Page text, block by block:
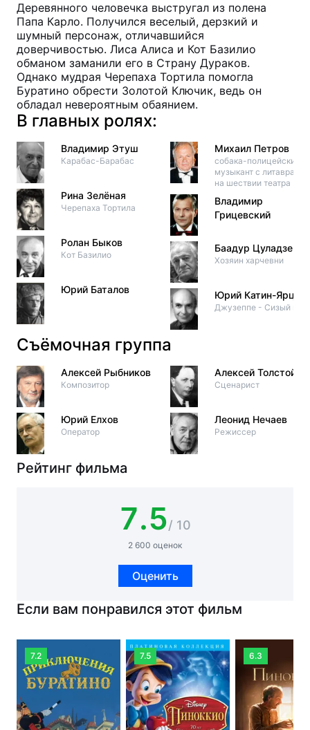
Деревянного человечка выстругал из полена
Папа Карло. Получился веселый, дерзкий и
шумный персонаж, отличавшийся
доверчивостью. Лиса Алиса и Кот Базилио
обманом заманили его в Страну Дураков.
Однако мудрая Черепаха Тортила помогла
Буратино обрести Золотой Ключик, ведь он
обладал невероятным обаянием.
В главных ролях:
Владимир Этуш
Карабас-Барабас
Рина Зелёная
Черепаха Тортила
Ролан Быков
Кот Базилио
Юрий Баталов
Михаил Петров
собака-полицейский /
музыкант с литаврами
на шествии театра
Владимир
Грицевский
Баадур Цуладзе
Хозяин харчевни
Юрий Катин-Ярцев
Джузеппе - Сизый нос
Съёмочная группа
Алексей Рыбников
Композитор
Юрий Елхов
Оператор
Алексей Толстой
Сценарист
Леонид Нечаев
Режиссер
Рейтинг фильма
7.5/ 10
2 600 оценок
Оценить
Если вам понравился этот фильм
7.2 7.5 6.3